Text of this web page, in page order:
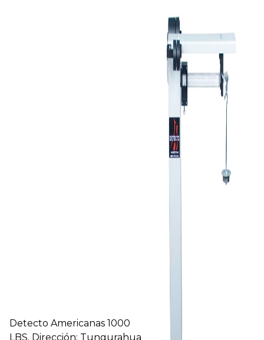
Detecto Americanas 1000
LBS. Dirección: Tungurahua